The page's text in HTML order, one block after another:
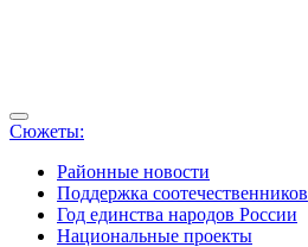
Сюжеты:
Районные новости
Поддержка соотечественников
Год единства народов России
Национальные проекты